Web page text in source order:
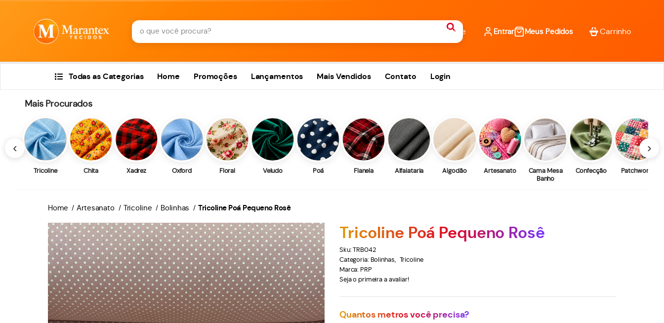
Entrar Meus Pedidos
Todas as Categorias Home Promoções Lançamentos Mais Vendidos Contato Login
‹
Mais Procurados
Tricoline Chita Xadrez Oxford Floral Veludo Poá Flanela Alfaiataria Algodão Artesanato
Cama Mesa
Banho
Confecção Patchwork
›
Home Artesanato Tricoline Bolinhas Tricoline Poá Pequeno Rosê
Tricoline Poá Pequeno Rosê
Sku:TRB042
Categoria: Bolinhas
Tricoline
Marca: PRP
Seja o primeira a avaliar!
Quantos metros você precisa?